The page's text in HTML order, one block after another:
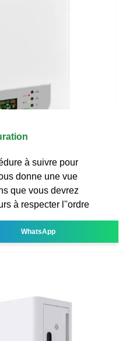
à suivre pour
donne une vue
que vous devrez
à respecter l''ordre
WhatsApp